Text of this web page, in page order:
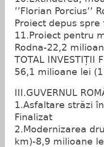
’’Florian
Proiect depus
11.Proiect pentru
Rodna-22,2
TOTAL INVESTIȚII
56,1 milioane lei
III.GUVERNUL
1.Asfaltare străzi
Finalizat
2.Modernizarea
km)-8,9 milioane